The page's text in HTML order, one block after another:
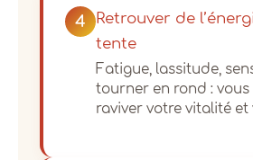
4
Retrouver de
tente
Fatigue, lassitude,
tourner en rond : vous
raviver votre vitalité et